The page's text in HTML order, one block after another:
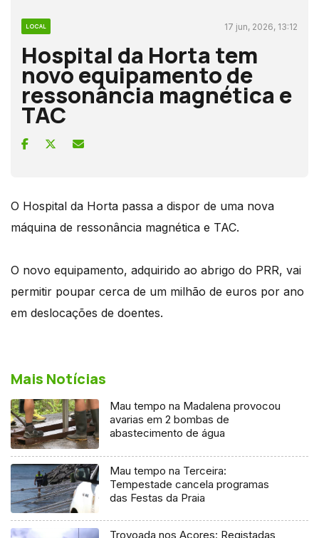
LOCAL 17 jun, 2026, 13:12
Hospital da Horta tem
novo equipamento de
ressonância magnética e
TAC
O Hospital da Horta passa a dispor de uma nova
máquina de ressonância magnética e TAC.
O novo equipamento, adquirido ao abrigo do PRR, vai
permitir poupar cerca de um milhão de euros por ano
em deslocações de doentes.
Mais Notícias
Mau tempo na Madalena provocou
avarias em 2 bombas de
abastecimento de água
Mau tempo na Terceira:
Tempestade cancela programas
das Festas da Praia
Trovoada nos Açores: Registadas